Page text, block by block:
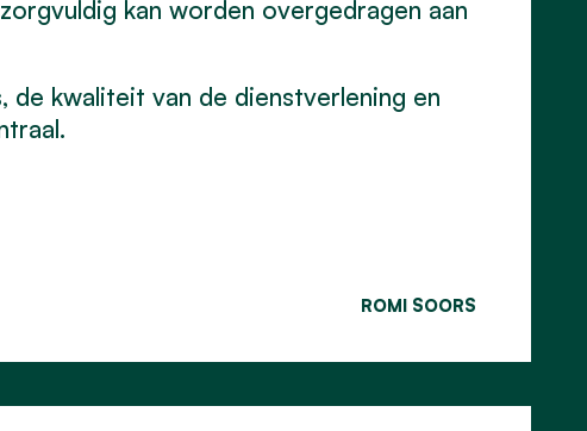
kan worden overgedragen aan
kwaliteit van de dienstverlening en
ROMI SOORS